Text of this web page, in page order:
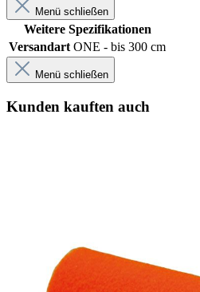
Menü schließen
Weitere Spezifikationen
Versandart ONE - bis 300 cm
Menü schließen
Kunden kauften auch